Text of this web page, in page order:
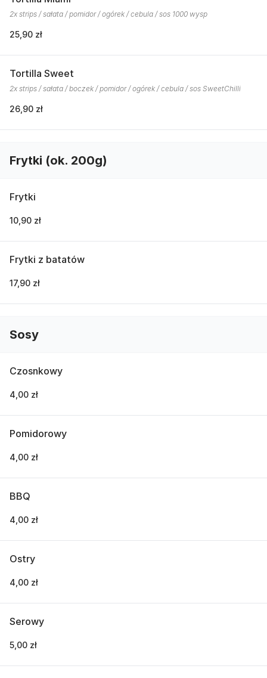
2x strips / sałata / pomidor / ogórek / cebula / sos 1000 wysp
25,90 zł
Tortilla Sweet
2x strips / sałata / boczek / pomidor / ogórek / cebula / sos SweetChilli
26,90 zł
Frytki (ok. 200g)
Frytki
10,90 zł
Frytki z batatów
17,90 zł
Sosy
Czosnkowy
4,00 zł
Pomidorowy
4,00 zł
BBQ
4,00 zł
Ostry
4,00 zł
Serowy
5,00 zł